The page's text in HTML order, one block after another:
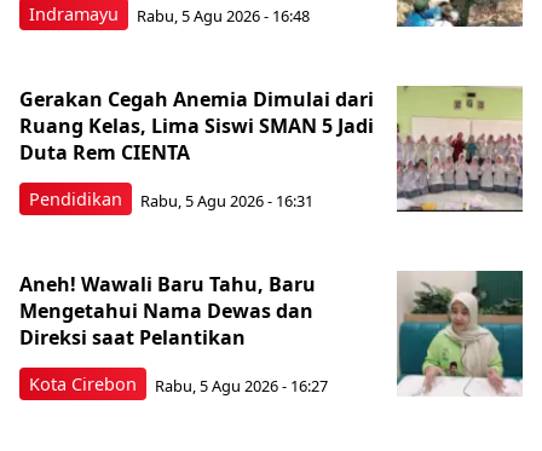
Indramayu Rabu, 5 Agu 2026 - 16:48
Pendidikan
Gerakan Cegah Anemia Dimulai dari
Ruang Kelas, Lima Siswi SMAN 5 Jadi
Duta Rem CIENTA
Rabu, 5 Agu 2026 - 16:31
Kota Cirebon
Aneh! Wawali Baru Tahu, Baru
Mengetahui Nama Dewas dan
Direksi saat Pelantikan
Rabu, 5 Agu 2026 - 16:27